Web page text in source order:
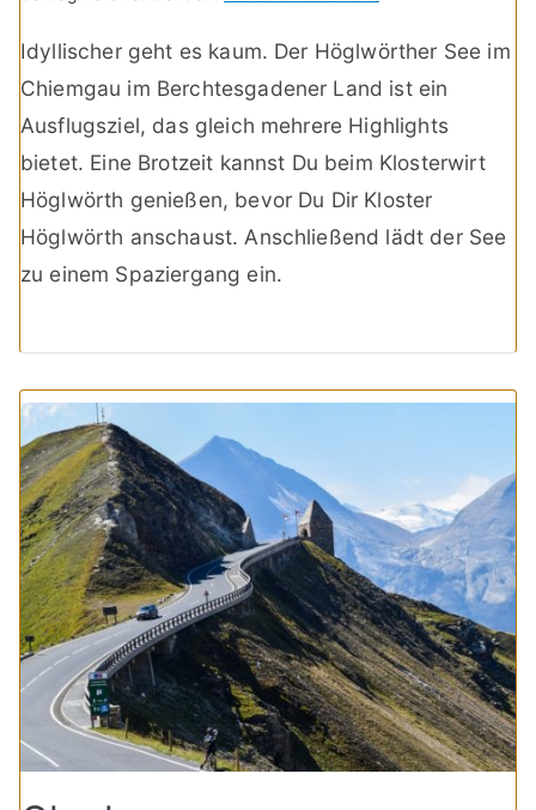
Idyllischer geht es kaum. Der Höglwörther See im
Chiemgau im Berchtesgadener Land ist ein
Ausflugsziel, das gleich mehrere Highlights
bietet. Eine Brotzeit kannst Du beim Klosterwirt
Höglwörth genießen, bevor Du Dir Kloster
Höglwörth anschaust. Anschließend lädt der See
zu einem Spaziergang ein.